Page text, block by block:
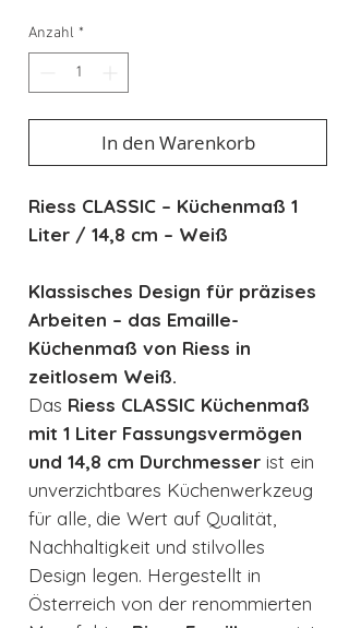
Anzahl *
In den Warenkorb
Riess CLASSIC – Küchenmaß 1
Liter / 14,8 cm – Weiß
Klassisches Design für präzises
Arbeiten – das Emaille-
Küchenmaß von Riess in
zeitlosem Weiß.
Das Riess CLASSIC Küchenmaß
mit 1 Liter Fassungsvermögen
und 14,8 cm Durchmesser ist ein
unverzichtbares Küchenwerkzeug
für alle, die Wert auf Qualität,
Nachhaltigkeit und stilvolles
Design legen. Hergestellt in
Österreich von der renommierten